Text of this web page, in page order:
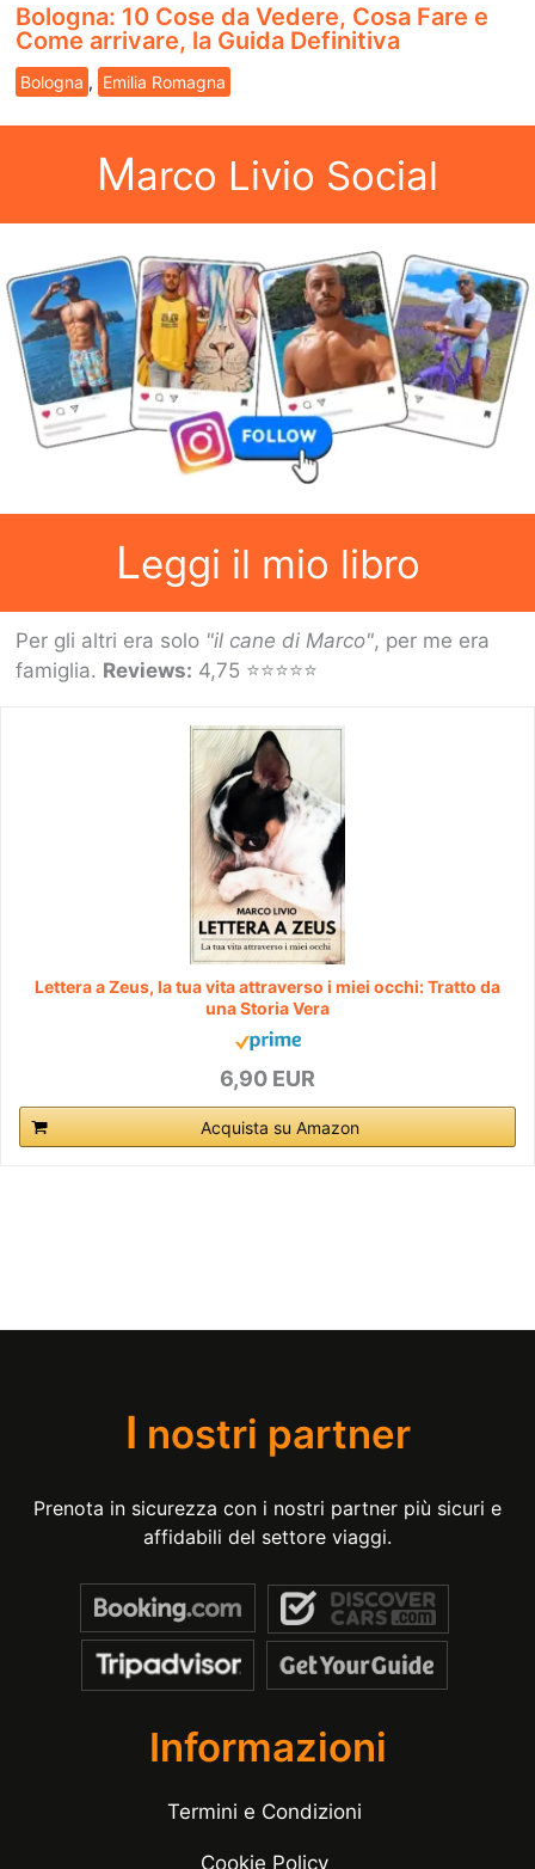
Bologna: 10 Cose da Vedere, Cosa Fare e
Come arrivare, la Guida Definitiva
Bologna , Emilia Romagna
Marco Livio Social
Leggi il mio libro
Per gli altri era solo "il cane di Marco", per me era
famiglia. Reviews: 4,75 ⭐⭐⭐⭐⭐
Lettera a Zeus, la tua vita attraverso i miei occhi: Tratto da
una Storia Vera
6,90 EUR
Acquista su Amazon
I nostri partner
Prenota in sicurezza con i nostri partner più sicuri e
affidabili del settore viaggi.
Informazioni
Termini e Condizioni
Cookie Policy